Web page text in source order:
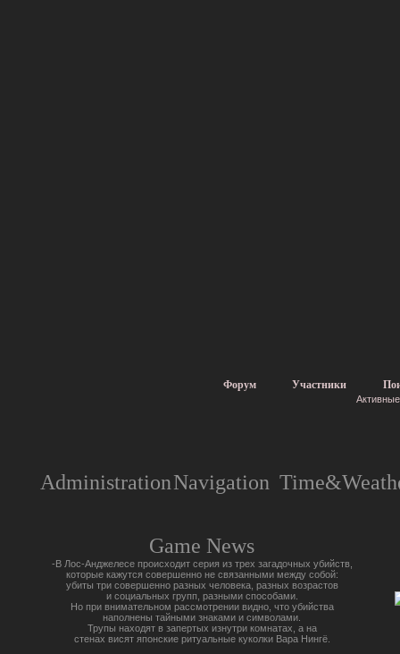
Форум Участники
AdministrationNavigation
Game News
-В Лос-Анджелесе происходит серия из трех загадочных убийств,
которые кажутся совершенно не связанными между собой:
убиты три совершенно разных человека, разных возрастов
и социальных групп, разными способами.
Но при внимательном рассмотрении видно, что убийства
наполнены тайными знаками и символами.
Трупы находят в запертых изнутри комнатах, а на
стенах висят японские ритуальные куколки Вара Нингё.